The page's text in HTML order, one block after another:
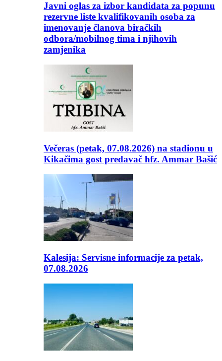
Javni oglas za izbor kandidata za popunu
rezervne liste kvalifikovanih osoba za
imenovanje članova biračkih
odbora/mobilnog tima i njihovih
zamjenika
Večeras (petak, 07.08.2026) na stadionu u
Kikačima gost predavač hfz. Ammar Bašić
Kalesija: Servisne informacije za petak,
07.08.2026